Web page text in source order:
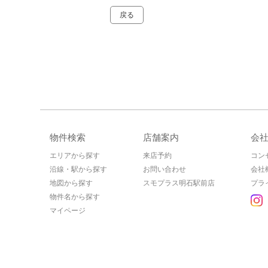
戻る
物件検索
エリアから探す
沿線・駅から探す
地図から探す
物件名から探す
マイページ
店舗案内
来店予約
お問い合わせ
スモプラス明石駅前店
会
コン
会社
プラ